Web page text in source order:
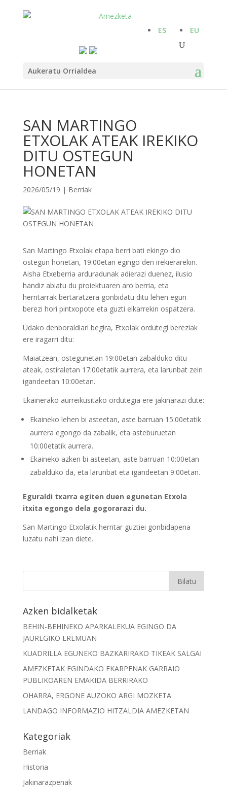
Aukeratu Orrialdea
ES EU
SAN MARTINGO
ETXOLAK ATEAK IREKIKO
DITU OSTEGUN
HONETAN
2026/05/19 | Berriak
San Martingo Etxolak etapa berri bati ekingo dio
ostegun honetan, 19:00etan egingo den irekierarekin.
Aisha Etxeberria arduradunak adierazi duenez, ilusio
handiz abiatu du proiektuaren aro berria, eta
herritarrak bertaratzera gonbidatu ditu lehen egun
berezi hori pintxopote eta guzti elkarrekin ospatzera.
Udako denboraldiari begira, Etxolak ordutegi bereziak
ere iragarri ditu:
Maiatzean, ostegunetan 19:00etan zabalduko ditu
ateak, ostiraletan 17:00etatik aurrera, eta larunbat zein
igandeetan 10:00etan.
Ekainerako aurreikusitako ordutegia ere jakinarazi dute:
Ekaineko lehen bi asteetan, aste barruan 15:00etatik
aurrera egongo da zabalik, eta asteburuetan
10:00etatik aurrera.
Ekaineko azken bi asteetan, aste barruan 10:00etan
zabalduko da, eta larunbat eta igandeetan 9:00etan.
Eguraldi txarra egiten duen egunetan Etxola
itxita egongo dela gogorarazi du.
San Martingo Etxolatik herritar guztiei gonbidapena
luzatu nahi izan diete.
Azken bidalketak
BEHIN-BEHINEKO APARKALEKUA EGINGO DA
JAUREGIKO EREMUAN
KUADRILLA EGUNEKO BAZKARIRAKO TIKEAK SALGAI
AMEZKETAK EGINDAKO EKARPENAK GARRAIO
PUBLIKOAREN EMAKIDA BERRIRAKO
OHARRA, ERGONE AUZOKO ARGI MOZKETA
LANDAGO INFORMAZIO HITZALDIA AMEZKETAN
Kategoriak
Berriak
Historia
Jakinarazpenak